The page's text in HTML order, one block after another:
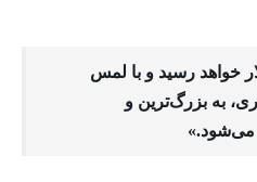
در نهایت به ۱ دلار خواهد رسید و با لمس
دلاری، به بزرگ‌ترین و
می‌شود.»